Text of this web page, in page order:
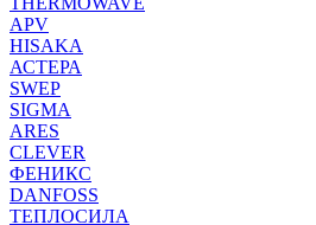
APV
HISAKA
АСТЕРА
SWEP
SIGMA
ARES
CLEVER
ФЕНИКС
DANFOSS
ТЕПЛОСИЛА